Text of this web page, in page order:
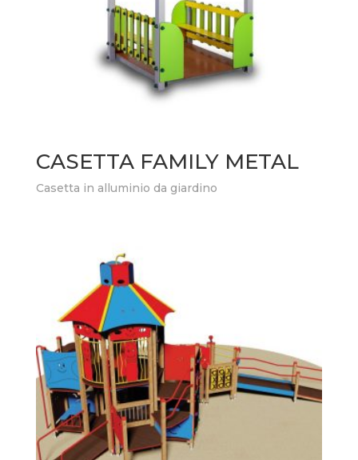
CASETTA FAMILY METAL
Casetta in alluminio da giardino